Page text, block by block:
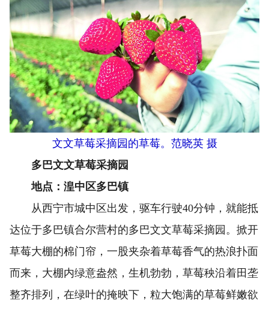
文文草莓采摘园的草莓。范晓英 摄
多巴文文草莓采摘园
地点：湟中区多巴镇
从西宁市城中区出发，驱车行驶40分钟，就能抵
达位于多巴镇合尔营村的多巴文文草莓采摘园。掀开
草莓大棚的棉门帘，一股夹杂着草莓香气的热浪扑面
而来，大棚内绿意盎然，生机勃勃，草莓秧沿着田垄
整齐排列，在绿叶的掩映下，粒大饱满的草莓鲜嫩欲